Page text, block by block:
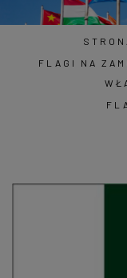
FLAGI NA